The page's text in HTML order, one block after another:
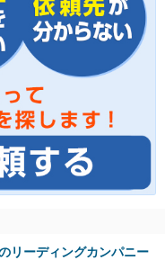
リーディングカンパニー